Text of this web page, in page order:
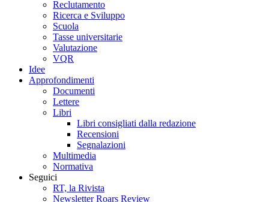
Reclutamento
Ricerca e Sviluppo
Scuola
Tasse universitarie
Valutazione
VQR
Idee
Approfondimenti
Documenti
Lettere
Libri
Libri consigliati dalla redazione
Recensioni
Segnalazioni
Multimedia
Normativa
Seguici
RT, la Rivista
Newsletter Roars Review